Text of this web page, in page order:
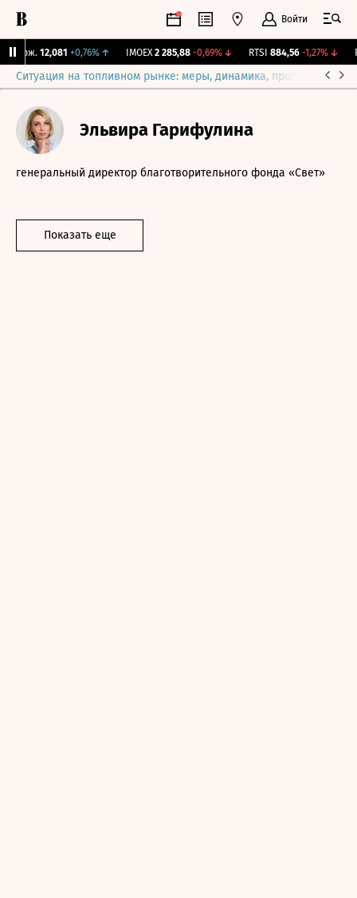
Войти
Бирж. 12,081 +0,76%↑ IMOEX 2 285,88 -0,69%↓ RTSI 884,56 -1,27%↓
Ситуация на топливном рынке: меры, динамика, прогнозы
Эльвира Гарифулина
генеральный директор благотворительного фонда «Свет»
Показать еще